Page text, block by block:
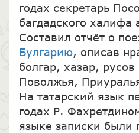
годах секретарь
багдадского халифа
Составил отчёт о
Булгарию, описав
болгар, хазар,
Поволжья,
На татарский язык
годах Р.
языке записки были